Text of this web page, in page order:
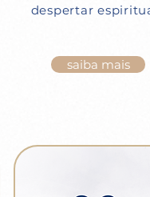
despertar
saiba mais